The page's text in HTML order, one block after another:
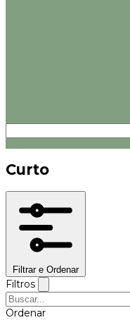
Curto
Filtrar e Ordenar
Filtros
Ordenar